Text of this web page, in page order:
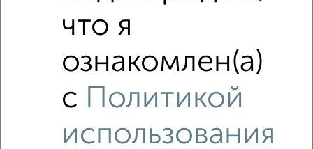
₽
Средняя цена район
Это предложение
Средняя цена по городу
что я
ознакомлен(а)
с Политикой
использования